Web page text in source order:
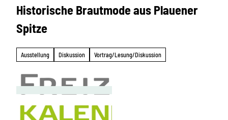
Historische Brautmode aus Plauener
Spitze
Ausstellung Diskussion Vortrag/Lesung/Diskussion